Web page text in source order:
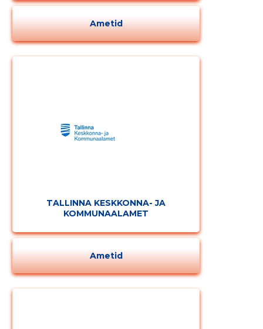
Ametid
TALLINNA KESKKONNA- JA
KOMMUNAALAMET
Ametid